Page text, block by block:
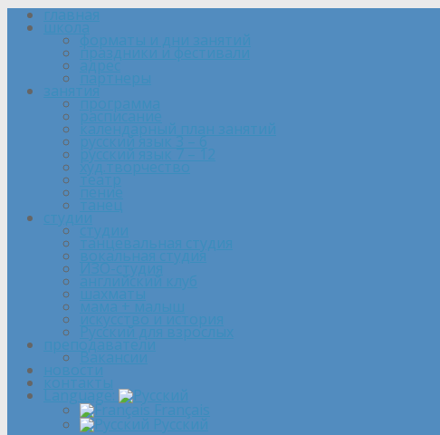
главная
школа
форматы и дни занятий
праздники и фестивали
адрес
партнеры
занятия
программа
расписание
календарный план занятий
русский язык 3 – 6
русский язык 7 – 12
xуд.творчество
театр
пение
танец
студии
студии
танцевальная студия
вокальная студия
ИЗО-студия
английский клуб
шахматы
мама + малыш
искусство и история
Русский для взрослых
преподаватели
Вакансии
новости
контакты
Language:
Français
Русский